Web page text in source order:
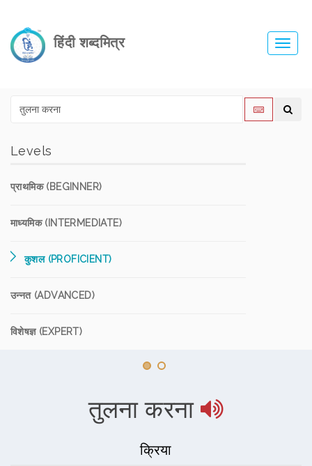
हिंदी शब्दमित्र
Levels
प्राथमिक (BEGINNER)
माध्यमिक (INTERMEDIATE)
कुशल (PROFICIENT)
उन्नत (ADVANCED)
विशेषज्ञ (EXPERT)
तुलना करना
क्रिया